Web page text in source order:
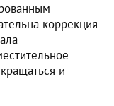
коррекция
и